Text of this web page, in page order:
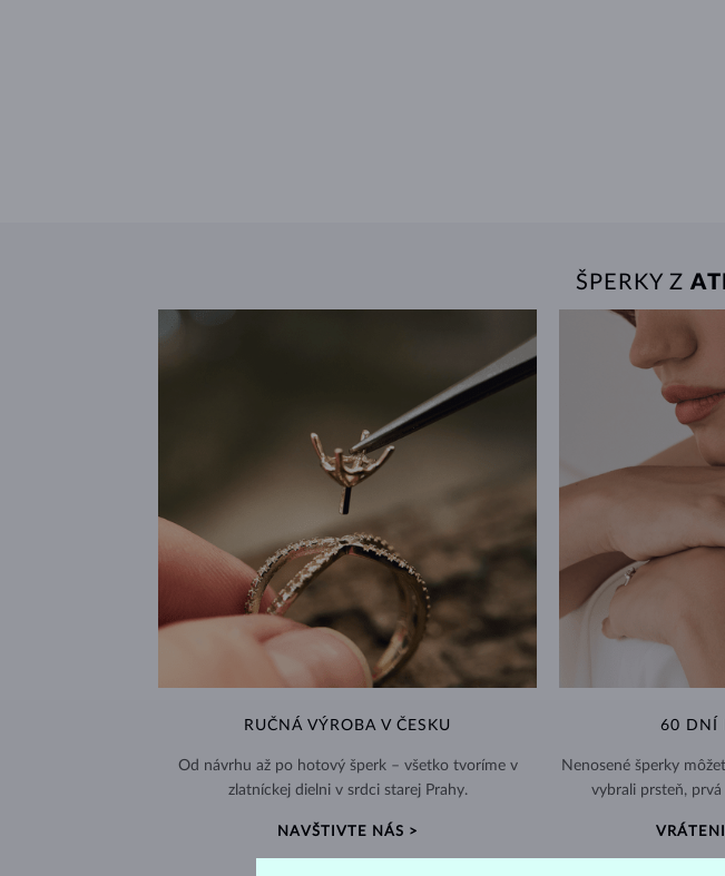
ŠPERKY Z
RUČNÁ VÝROBA V ČESKU
Od návrhu až po hotový šperk – všetko tvoríme v
zlatníckej dielni v srdci starej Prahy.
NAVŠTIVTE NÁS >
60 DNÍ
Nenosené šperky
vybrali prsteň,